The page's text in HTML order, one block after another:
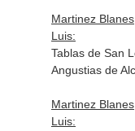
Martinez
Luis:
Tablas de San
Angustias de
Martinez
Luis: